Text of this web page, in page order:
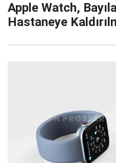
Apple Watch,
Hastaneye